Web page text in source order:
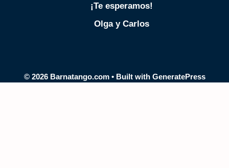
¡Te esperamos!
Olga y Carlos
© 2026 Barnatango.com• Built with GeneratePress